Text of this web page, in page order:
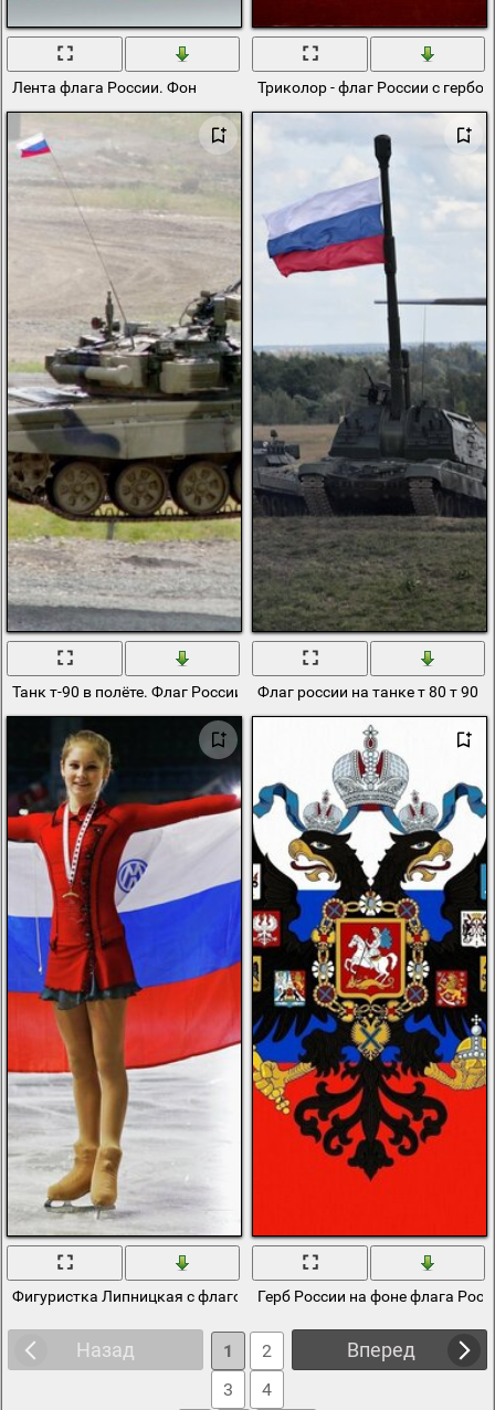
Лента флага России. Фон Триколор - флаг России с гербом
Танк т-90 в полёте. Флаг России Флаг россии на танке т 80 т 90
Фигуристка Липницкая с флагом РоссииГерб России на фоне флага
Назад Вперед
1
2
3
4